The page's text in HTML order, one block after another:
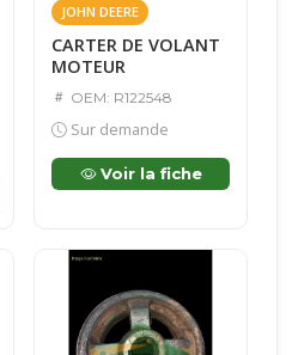
JOHN DEERE
CARTER DE VOLANT
MOTEUR
OEM: R122548
Sur demande
Voir la fiche